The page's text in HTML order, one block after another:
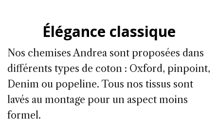
Élégance classique
Nos chemises Andrea sont proposées dans
différents types de coton : Oxford, pinpoint,
Denim ou popeline. Tous nos tissus sont
lavés au montage pour un aspect moins
formel.